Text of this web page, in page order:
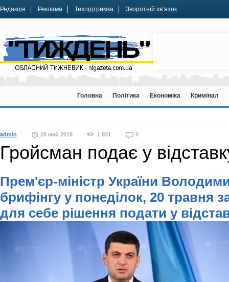
Редакція Реклама Техпідтримка Зворотній зв’язок
Головна Політика Економіка Кримінал
admin 20 май 2019 1 931 0
Гройсман подає у
Прем'єр-міністр України
брифінгу у понеділок, 20 травня
для себе рішення подати у